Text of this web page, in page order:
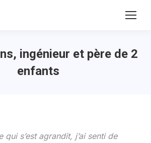
ingénieur et père de 2
enfants
qui s’est agrandit, j’ai senti de